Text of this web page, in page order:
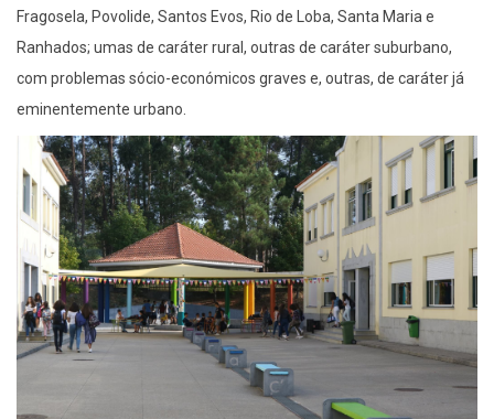
Fragosela, Povolide, Santos Evos, Rio de Loba, Santa Maria e
Ranhados; umas de caráter rural, outras de caráter suburbano,
com problemas sócio-económicos graves e, outras, de caráter já
eminentemente urbano.